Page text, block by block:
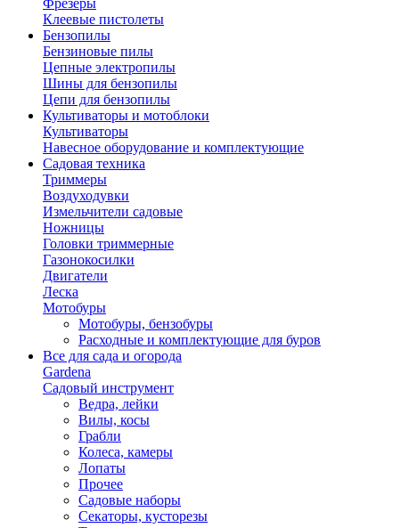
Фрезеры
Клеевые пистолеты
Бензопилы
Бензиновые пилы
Цепные электропилы
Шины для бензопилы
Цепи для бензопилы
Культиваторы и мотоблоки
Культиваторы
Навесное оборудование и комплектующие
Садовая техника
Триммеры
Воздуходувки
Измельчители садовые
Ножницы
Головки триммерные
Газонокосилки
Двигатели
Леска
Мотобуры
Мотобуры, бензобуры
Расходные и комплектующие для буров
Все для сада и огорода
Gardena
Садовый инструмент
Ведра, лейки
Вилы, косы
Грабли
Колеса, камеры
Лопаты
Прочее
Садовые наборы
Секаторы, кусторезы